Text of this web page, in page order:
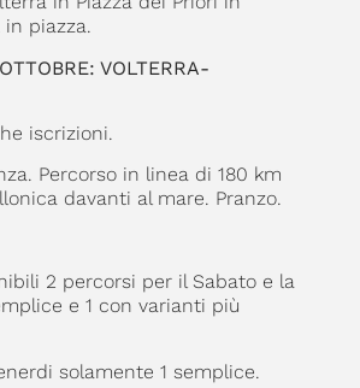
piazza.
VOLTERRA-
iscrizioni.
Percorso in linea di 180 km
davanti al mare. Pranzo.
2 percorsi per il Sabato e la
e 1 con varianti più
solamente 1 semplice.